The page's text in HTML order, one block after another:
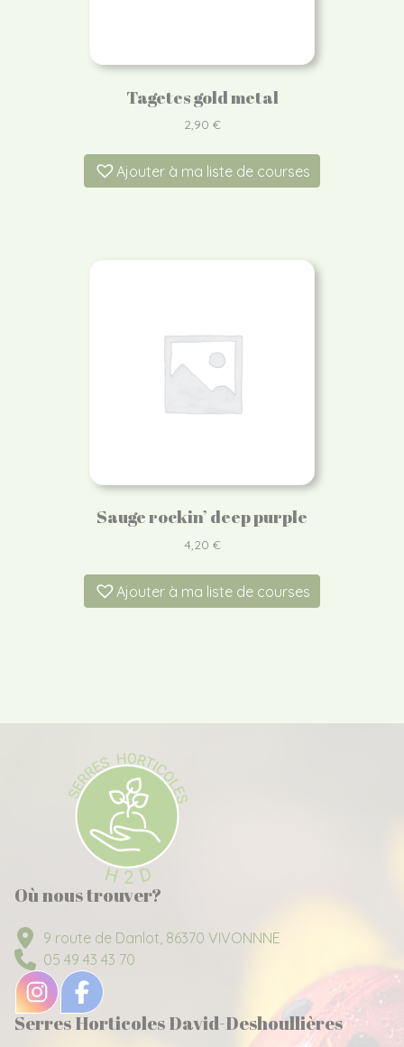
Tagetes gold metal
2,90 €
Ajouter à ma liste de courses
Sauge rockin’ deep purple
4,20 €
Ajouter à ma liste de courses
Où nous trouver?
9 route de Danlot, 86370 VIVONNNE
05 49 43 43 70
Serres Horticoles David-Deshoullières